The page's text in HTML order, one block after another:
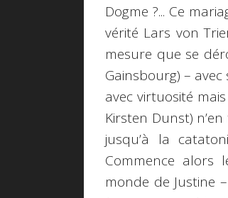
Dogme ?... Ce
vérité Lars von
mesure que se
Gainsbourg) –
avec virtuosité
Kirsten Dunst)
jusqu’à la
Commence alors
monde de Justine